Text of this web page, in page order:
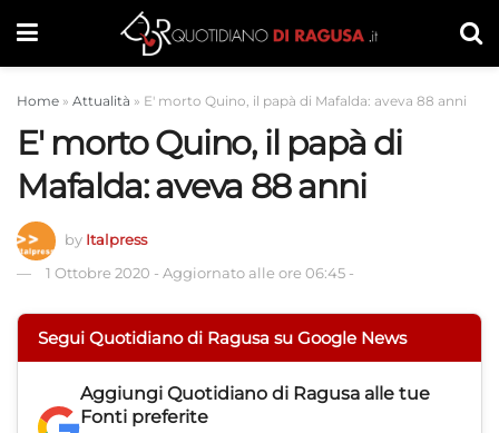
Home » Attualità » E' morto Quino, il papà di Mafalda: aveva 88 anni
E' morto Quino, il papà di
Mafalda: aveva 88 anni
by Italpress
1 Ottobre 2020 - Aggiornato alle ore 06:45 -
Segui Quotidiano di Ragusa su Google News
Aggiungi Quotidiano di Ragusa alle tue
Fonti preferite